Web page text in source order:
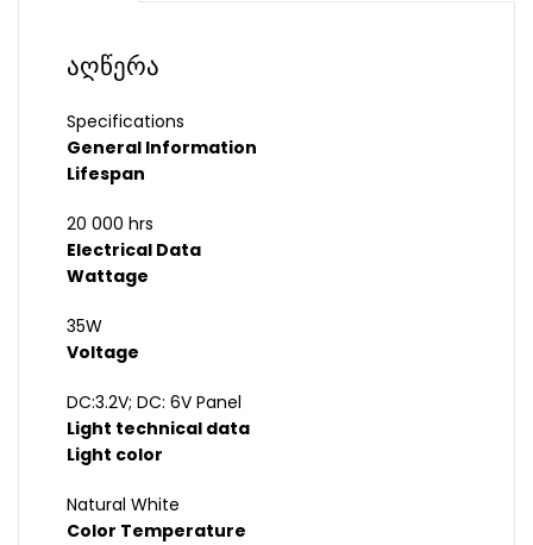
აღწერა
Specifications
General Information
Lifespan
20 000 hrs
Electrical Data
Wattage
35W
Voltage
DC:3.2V; DC: 6V Panel
Light technical data
Light color
Natural White
Color Temperature